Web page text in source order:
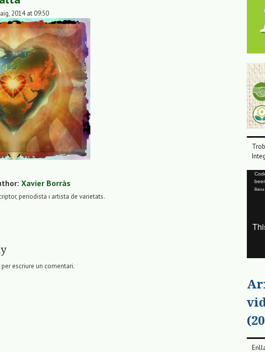
2014 at 09:50
Xavier Borràs
periodista i artista de varietats.
per escriure un comentari.
vídeo
Baixa